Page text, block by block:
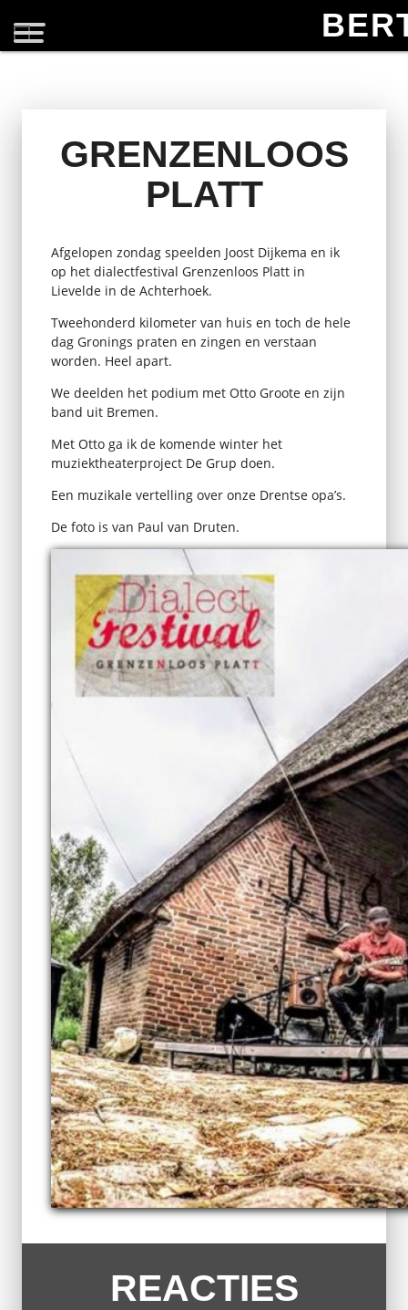
GRENZENLOOS
PLATT
Afgelopen zondag speelden Joost Dijkema en ik
op het dialectfestival Grenzenloos Platt in
Lievelde in de Achterhoek.
Tweehonderd kilometer van huis en toch de hele
dag Gronings praten en zingen en verstaan
worden. Heel apart.
We deelden het podium met Otto Groote en zijn
band uit Bremen.
Met Otto ga ik de komende winter het
muziektheaterproject De Grup doen.
Een muzikale vertelling over onze Drentse opa’s.
De foto is van Paul van Druten.
REACTIES